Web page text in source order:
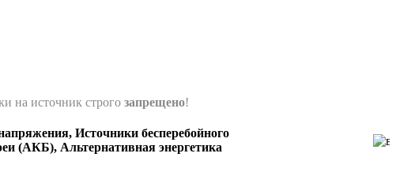
на источник строго запрещено!
Источники бесперебойного
(АКБ), Альтернативная энергетика